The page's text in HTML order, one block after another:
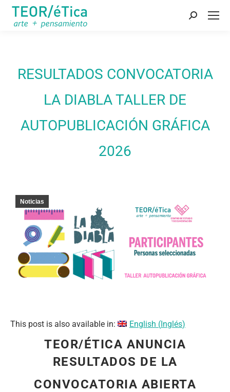
Buscar:
RESULTADOS CONVOCATORIA
LA DIABLA TALLER DE
AUTOPUBLICACIÓN GRÁFICA
2026
Noticias
This post is also available in: English (Inglés)
TEOR/ÉTICA ANUNCIA
RESULTADOS DE LA
CONVOCATORIA ABIERTA